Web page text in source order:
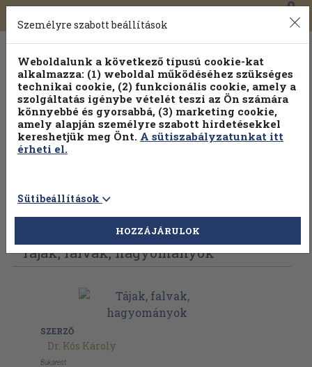
Toggle
navigation
0
Válogasson több mint 30 000 kötet közül
Hobbi témakörökben20% kedvezménnyel!
Vissza az előző oldalra Válasszon példányt
Tájak, falvak, hagyományok
SZERZŐ
Dr. Kós Károly
Bukarest
Személyre szabott beállítások
Weboldalunk a következő típusú cookie-kat
alkalmazza: (1) weboldal működéséhez szükséges
technikai cookie, (2) funkcionális cookie, amely a
szolgáltatás igénybe vételét teszi az Ön számára
könnyebbé és gyorsabbá, (3) marketing cookie,
amely alapján személyre szabott hirdetésekkel
kereshetjük meg Önt. A sütiszabályzatunkat itt
érheti el.
Sütibeállítások
HOZZÁJÁRULOK